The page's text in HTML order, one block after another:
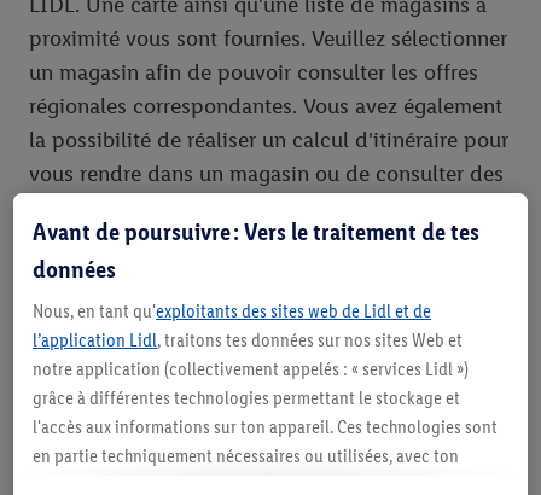
proximité vous sont fournies. Veuillez sélectionner
un magasin afin de pouvoir consulter les offres
régionales correspondantes. Vous avez également
la possibilité de réaliser un calcul d'itinéraire pour
vous rendre dans un magasin ou de consulter des
d'ouverture.
Avant de poursuivre : Vers le traitement de tes
données
Nous, en tant qu'exploitants des sites web de Lidl et de
l’application Lidl, traitons tes données sur nos sites Web et
notre application (collectivement appelés : « services Lidl »)
grâce à différentes technologies permettant le stockage et
l'accès aux informations sur ton appareil. Ces technologies sont
en partie techniquement nécessaires ou utilisées, avec ton